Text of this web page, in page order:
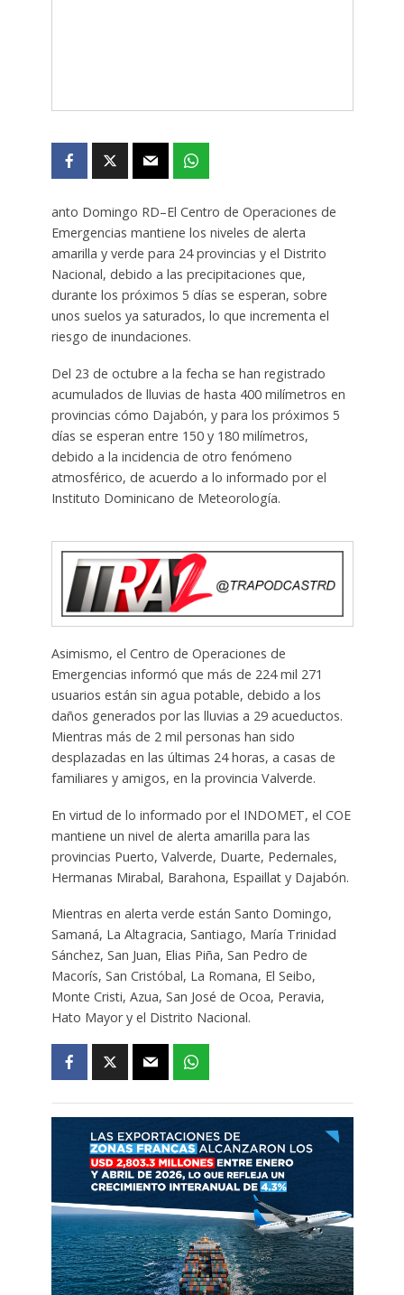
anto Domingo RD–El Centro de Operaciones de
Emergencias mantiene los niveles de alerta
amarilla y verde para 24 provincias y el Distrito
Nacional, debido a las precipitaciones que,
durante los próximos 5 días se esperan, sobre
unos suelos ya saturados, lo que incrementa el
riesgo de inundaciones.
Del 23 de octubre a la fecha se han registrado
acumulados de lluvias de hasta 400 milímetros en
provincias cómo Dajabón, y para los próximos 5
días se esperan entre 150 y 180 milímetros,
debido a la incidencia de otro fenómeno
atmosférico, de acuerdo a lo informado por el
Instituto Dominicano de Meteorología.
Asimismo, el Centro de Operaciones de
Emergencias informó que más de 224 mil 271
usuarios están sin agua potable, debido a los
daños generados por las lluvias a 29 acueductos.
Mientras más de 2 mil personas han sido
desplazadas en las últimas 24 horas, a casas de
familiares y amigos, en la provincia Valverde.
En virtud de lo informado por el INDOMET, el COE
mantiene un nivel de alerta amarilla para las
provincias Puerto, Valverde, Duarte, Pedernales,
Hermanas Mirabal, Barahona, Espaillat y Dajabón.
Mientras en alerta verde están Santo Domingo,
Samaná, La Altagracia, Santiago, María Trinidad
Sánchez, San Juan, Elias Piña, San Pedro de
Macorís, San Cristóbal, La Romana, El Seibo,
Monte Cristi, Azua, San José de Ocoa, Peravia,
Hato Mayor y el Distrito Nacional.